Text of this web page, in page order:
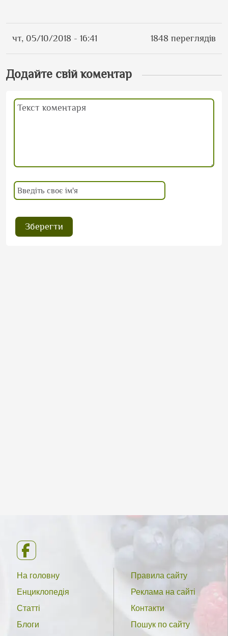
чт, 05/10/2018 - 16:41 1848 переглядів
Додайте свій коментар
На головну
Енциклопедія
Статті
Блоги
Правила сайту
Реклама на сайті
Контакти
Пошук по сайту